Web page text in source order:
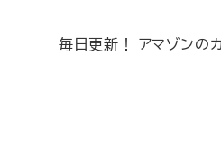
毎日更新！ アマゾンの